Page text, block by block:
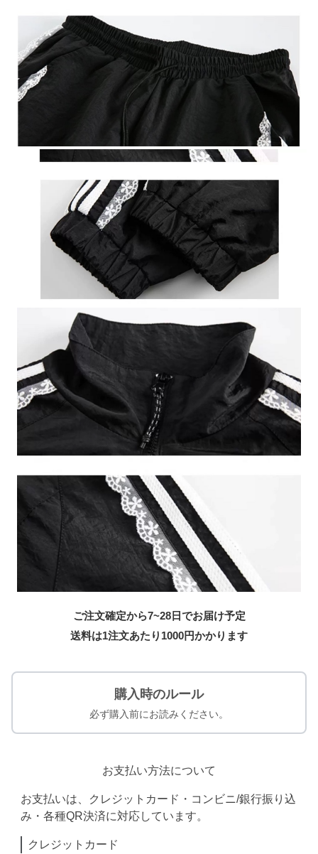
ご注文確定から7~28日でお届け予定
送料は1注文あたり 1000円かかります
購入時のルール
必ず購入前にお読みください。
お支払い方法について
お支払いは、クレジットカード・コンビニ/銀行振り込
み・各種QR決済に対応しています。
クレジットカード